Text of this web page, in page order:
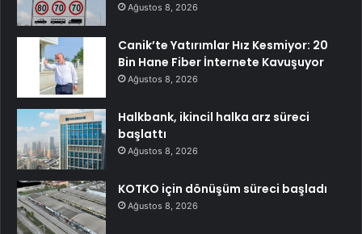
Ağustos 8, 2026
Canik’te Yatırımlar Hız Kesmiyor: 20
Bin Hane Fiber İnternete Kavuşuyor
Ağustos 8, 2026
Halkbank, ikincil halka arz süreci
başlattı
Ağustos 8, 2026
KOTKO için dönüşüm süreci başladı
Ağustos 8, 2026